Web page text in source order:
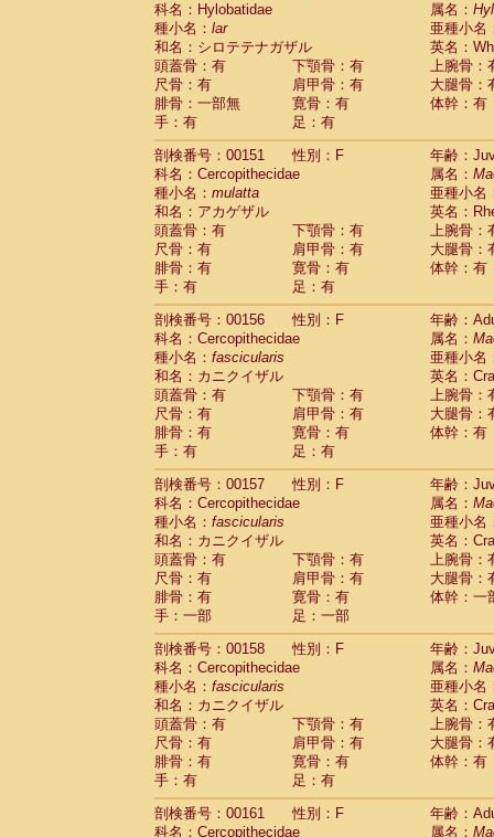
科名：Hylobatidae
属名：
種小名： lar
亜種小名
和名：シロテテナガザル
英名：
頭蓋骨：有
下顎骨：有
上腕骨：
尺骨：有
肩甲骨：有
大腿骨：
腓骨：一部無
寛骨：有
体幹：有
手：有
足：有
剖検番号：00151
性別：F
年齢：
科名：Cercopithecidae
属名：
種小名： mulatta
亜種小名
和名：アカゲザル
英名：
頭蓋骨：有
下顎骨：有
上腕骨：
尺骨：有
肩甲骨：有
大腿骨：
腓骨：有
寛骨：有
体幹：有
手：有
足：有
剖検番号：00156
性別：F
年齢：
科名：Cercopithecidae
属名：
種小名： fascicularis
亜種小名
和名：カニクイザル
英名：
頭蓋骨：有
下顎骨：有
上腕骨：
尺骨：有
肩甲骨：有
大腿骨：
腓骨：有
寛骨：有
体幹：有
手：有
足：有
剖検番号：00157
性別：F
年齢：
科名：Cercopithecidae
属名：
種小名： fascicularis
亜種小名
和名：カニクイザル
英名：
頭蓋骨：有
下顎骨：有
上腕骨：
尺骨：有
肩甲骨：有
大腿骨：
腓骨：有
寛骨：有
体幹：一
手：一部
足：一部
剖検番号：00158
性別：F
年齢：
科名：Cercopithecidae
属名：
種小名： fascicularis
亜種小名
和名：カニクイザル
英名：
頭蓋骨：有
下顎骨：有
上腕骨：
尺骨：有
肩甲骨：有
大腿骨：
腓骨：有
寛骨：有
体幹：有
手：有
足：有
剖検番号：00161
性別：F
年齢：
科名：Cercopithecidae
属名：